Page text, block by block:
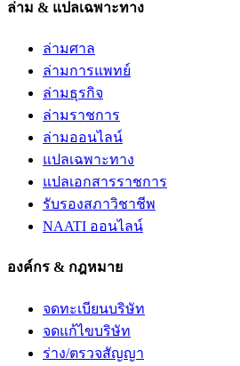
ล่าม & แปลเฉพาะทาง
ล่ามศาล
ล่ามการแพทย์
ล่ามธุรกิจ
ล่ามราชการ
ล่ามออนไลน์
แปลเฉพาะทาง
แปลเอกสารราชการ
รับรองสภาวิชาชีพ
NAATI ออนไลน์
องค์กร & กฎหมาย
จดทะเบียนบริษัท
จดแก้ไขบริษัท
ร่าง/ตรวจสัญญา